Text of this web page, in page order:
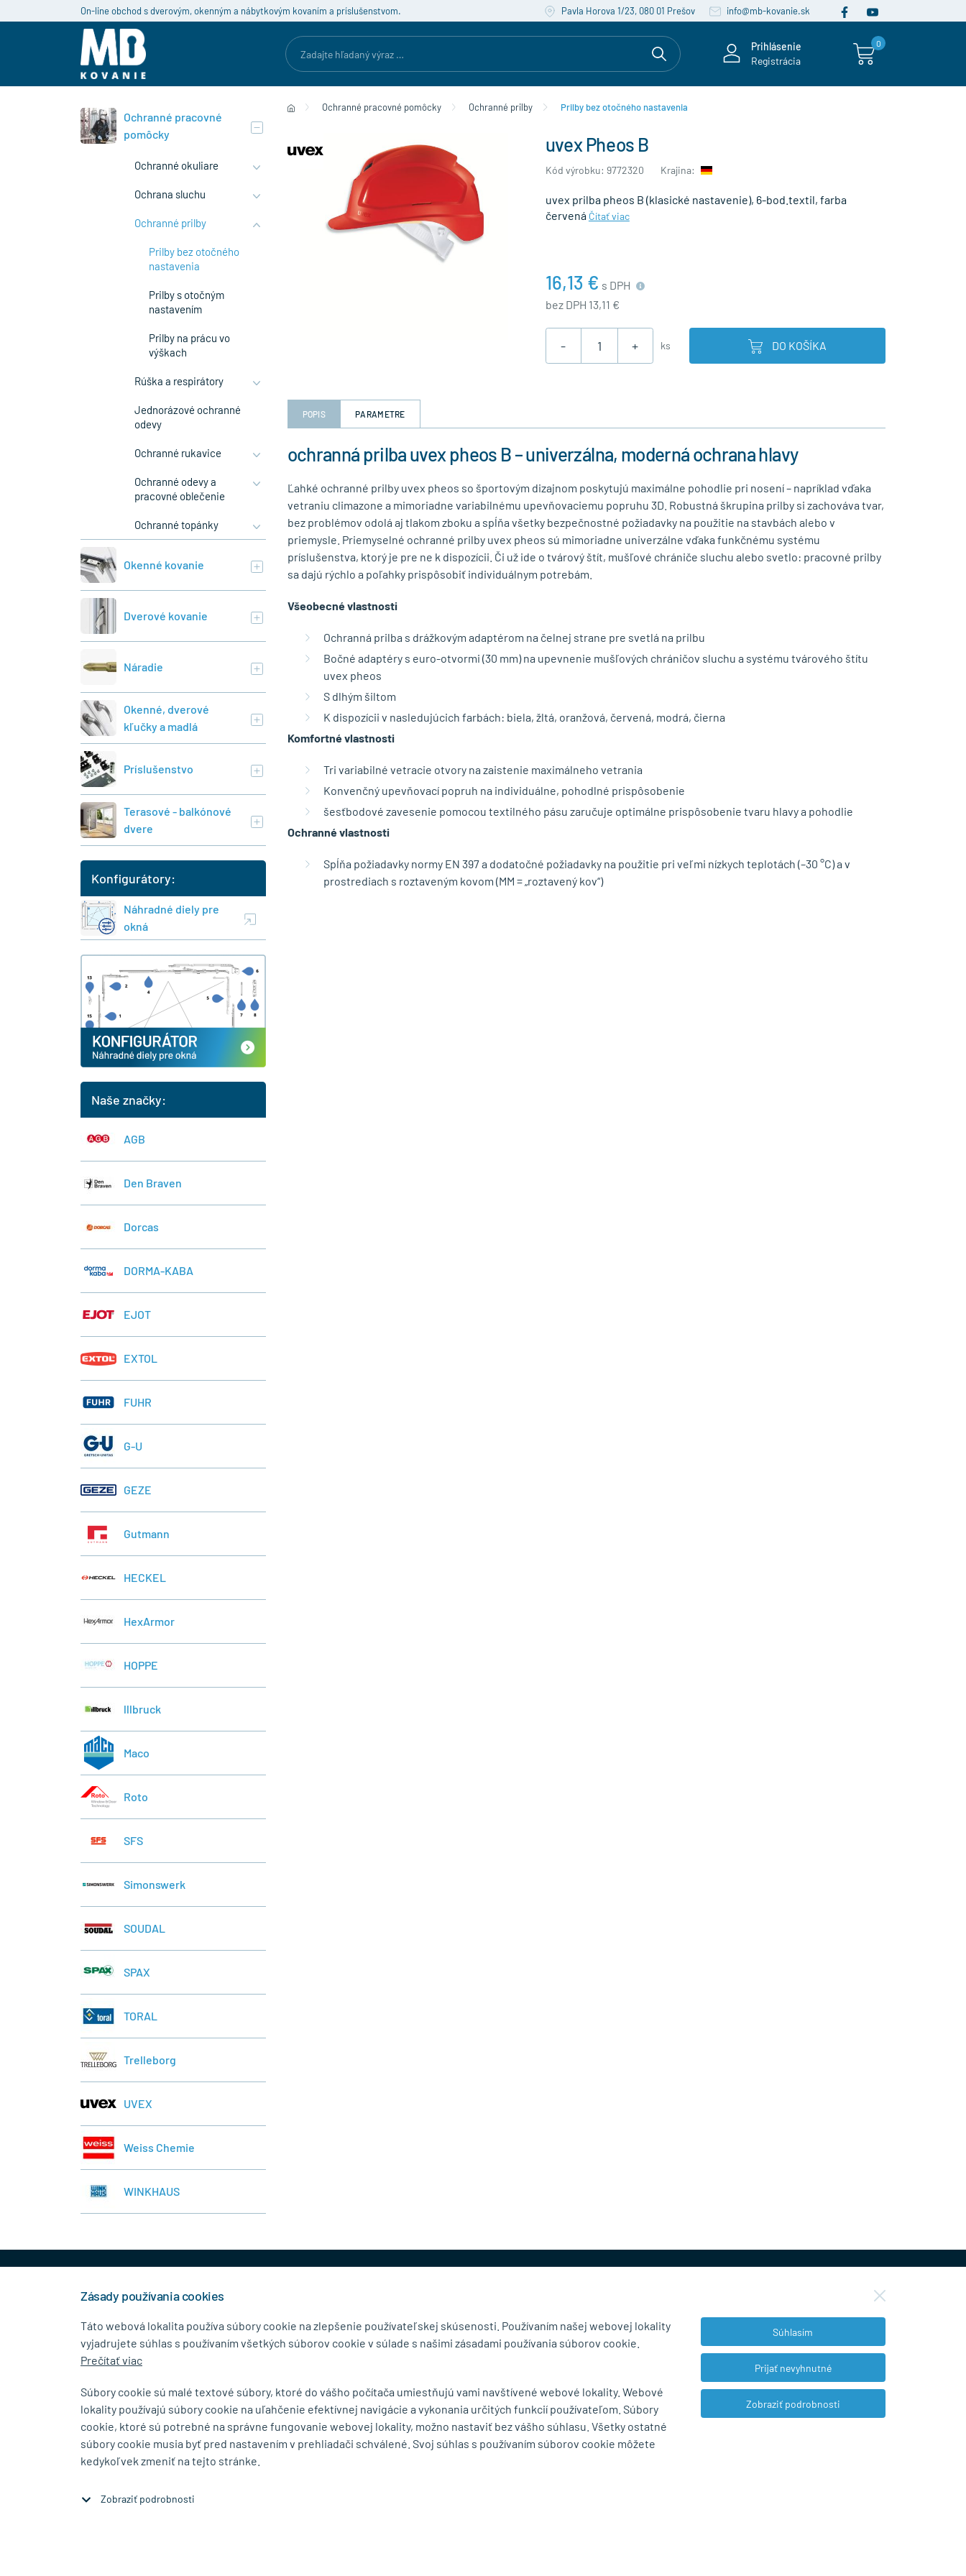
On-line obchod s dverovým, okenným a nábytkovým kovaním a príslušenstvom. Pavla Horova 1/23, 080 01 Prešov info@mb-kovanie.sk
Prihlásenie
Registrácia
0
Ochranné pracovné pomôcky Ochranné prilby Prilby bez otočného nastavenia
uvex Pheos B
Kód výrobku: 9772320 Krajina:
uvex prilba pheos B (klasické nastavenie), 6-bod.textil, farba
červená Čítať viac
16,13 € s DPH
bez DPH 13,11 €
- + ks DO KOŠÍKA
POPIS PARAMETRE
ochranná prilba uvex pheos B – univerzálna, moderná ochrana hlavy
Ľahké ochranné prilby uvex pheos so športovým dizajnom poskytujú maximálne pohodlie pri nosení – napríklad vďaka
vetraniu climazone a mimoriadne variabilnému upevňovaciemu popruhu 3D. Robustná škrupina prilby si zachováva tvar,
bez problémov odolá aj tlakom zboku a spĺňa všetky bezpečnostné požiadavky na použitie na stavbách alebo v
priemysle. Priemyselné ochranné prilby uvex pheos sú mimoriadne univerzálne vďaka funkčnému systému
príslušenstva, ktorý je pre ne k dispozícii. Či už ide o tvárový štít, mušľové chrániče sluchu alebo svetlo: pracovné prilby
sa dajú rýchlo a poľahky prispôsobiť individuálnym potrebám.
Všeobecné vlastnosti
Ochranná prilba s drážkovým adaptérom na čelnej strane pre svetlá na prilbu
Bočné adaptéry s euro-otvormi (30 mm) na upevnenie mušľových chráničov sluchu a systému tvárového štítu
uvex pheos
S dlhým šiltom
K dispozícii v nasledujúcich farbách: biela, žltá, oranžová, červená, modrá, čierna
Komfortné vlastnosti
Tri variabilné vetracie otvory na zaistenie maximálneho vetrania
Konvenčný upevňovací popruh na individuálne, pohodlné prispôsobenie
šesťbodové zavesenie pomocou textilného pásu zaručuje optimálne prispôsobenie tvaru hlavy a pohodlie
Ochranné vlastnosti
Spĺňa požiadavky normy EN 397 a dodatočné požiadavky na použitie pri veľmi nízkych teplotách (–30 °C) a v
prostrediach s roztaveným kovom (MM = „roztavený kov“)
Ochranné pracovné
pomôcky
Ochranné okuliare
Ochrana sluchu
Ochranné prilby
Prilby bez otočného
nastavenia
Prilby s otočným
nastavením
Prilby na prácu vo
výškach
Rúška a respirátory
Jednorázové ochranné
odevy
Ochranné rukavice
Ochranné odevy a
pracovné oblečenie
Ochranné topánky
Okenné kovanie
Dverové kovanie
Náradie
Okenné, dverové
kľučky a madlá
Príslušenstvo
Terasové - balkónové
dvere
Konfigurátory:
Náhradné diely pre
okná
Naše značky:
AGB
Den Braven
Dorcas
DORMA-KABA
EJOT
EXTOL
FUHR
G-U
GEZE
Gutmann
HECKEL
HexArmor
HOPPE
lllbruck
Maco
Roto
SFS
Simonswerk
SOUDAL
SPAX
TORAL
Trelleborg
UVEX
Weiss Chemie
WINKHAUS
KONTAKTNÉ ÚDAJE
MB.Kovanie
Pavla Horova 1/23, 080 01
Prešov
Zobraziť na mape
O Spoločnosti
Blog
Kontakty
Doručenie a osobný odber
Obchodné podmienky
Reklamačný poriadok
Ochrana osobných údajov
NEWSLETTER
Zásady používania cookies
Táto webová lokalita používa súbory cookie na zlepšenie používateľskej skúsenosti. Používaním našej webovej lokality
vyjadrujete súhlas s používaním všetkých súborov cookie v súlade s našimi zásadami používania súborov cookie.
Prečítať viac
Súbory cookie sú malé textové súbory, ktoré do vášho počítača umiestňujú vami navštívené webové lokality. Webové
lokality používajú súbory cookie na uľahčenie efektívnej navigácie a vykonania určitých funkcií používateľom. Súbory
cookie, ktoré sú potrebné na správne fungovanie webovej lokality, možno nastaviť bez vášho súhlasu. Všetky ostatné
súbory cookie musia byť pred nastavením v prehliadači schválené. Svoj súhlas s používaním súborov cookie môžete
kedykoľvek zmeniť na tejto stránke.
Zobraziť podrobnosti
Súhlasím
Prijať nevyhnutné
Zobraziť podrobnosti